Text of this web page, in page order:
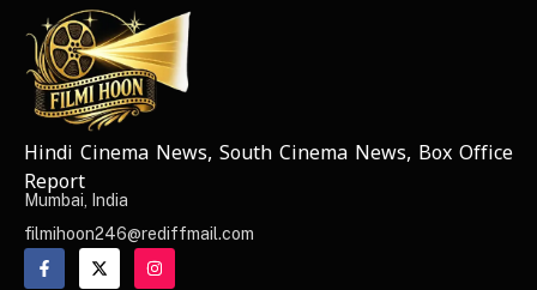
NEWS ELEMENTOR
Hindi Cinema News, South Cinema News, Box Office
Report
Mumbai, India
filmihoon246@rediffmail.com